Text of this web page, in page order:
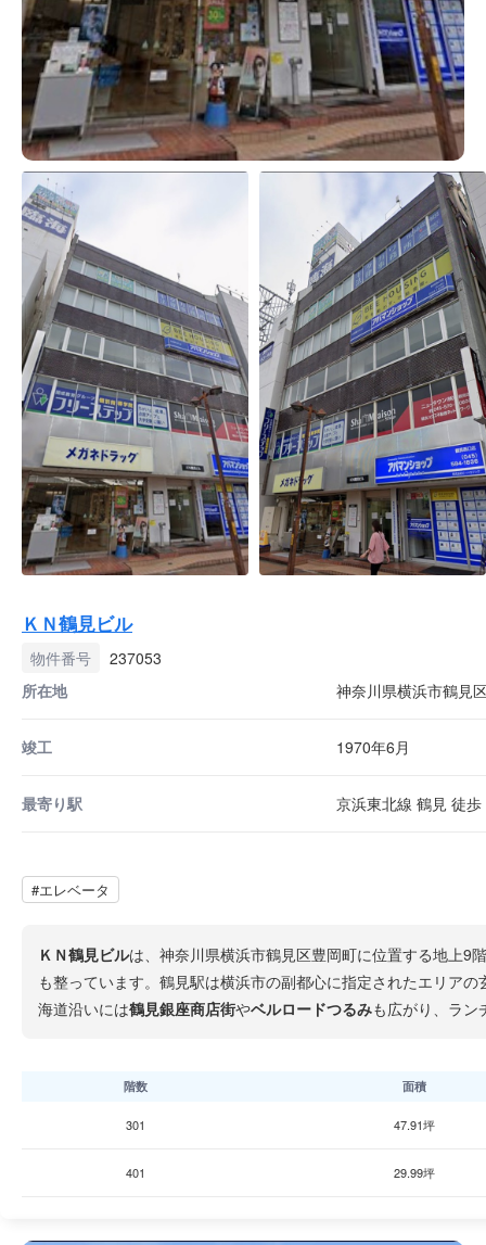
ＫＮ鶴見ビル
物件番号
237053
所在地
神奈川県横浜市鶴見
竣工 1970年6月
最寄り駅 京浜東北線 鶴見 徒歩
#エレベータ
ＫＮ鶴見ビルは、神奈川県横浜市鶴見区豊岡町に位置する地上9
も整っています。鶴見駅は横浜市の副都心に指定されたエリア
海道沿いには鶴見銀座商店街やベルロードつるみも広がり、ラ
階数 面積
301 47.91坪
401 29.99坪